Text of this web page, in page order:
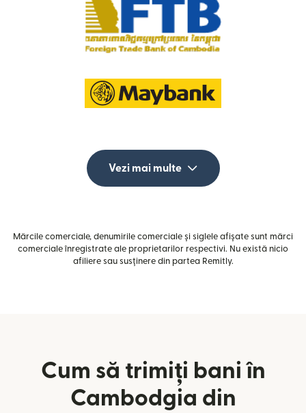
Vezi mai multe
Mărcile comerciale, denumirile comerciale și siglele afișate sunt mărci
comerciale înregistrate ale proprietarilor respectivi. Nu există nicio
afiliere sau susținere din partea Remitly.
Cum să trimiți bani în
Cambodgia din